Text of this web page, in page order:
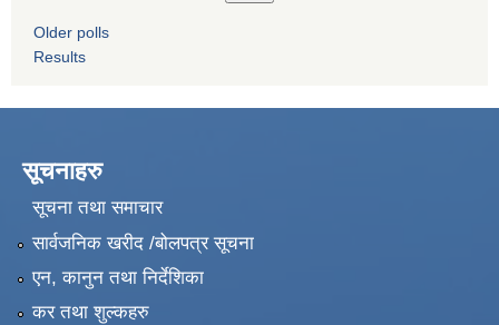
Older polls
Results
सूचनाहरु
सूचना तथा समाचार
सार्वजनिक खरीद /बोलपत्र सूचना
एन, कानुन तथा निर्देशिका
कर तथा शुल्कहरु